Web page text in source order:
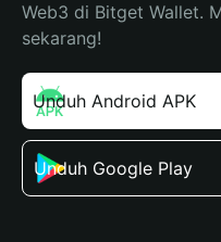
Web3 di Bitget Wallet.
sekarang!
Unduh Android APK
Unduh Google Play